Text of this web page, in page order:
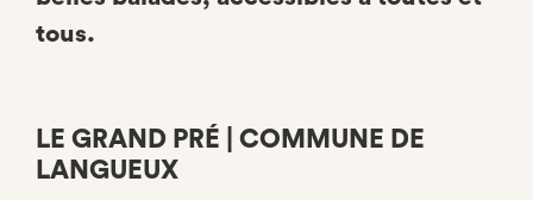
tous.
LE GRAND PRÉ | COMMUNE DE
LANGUEUX